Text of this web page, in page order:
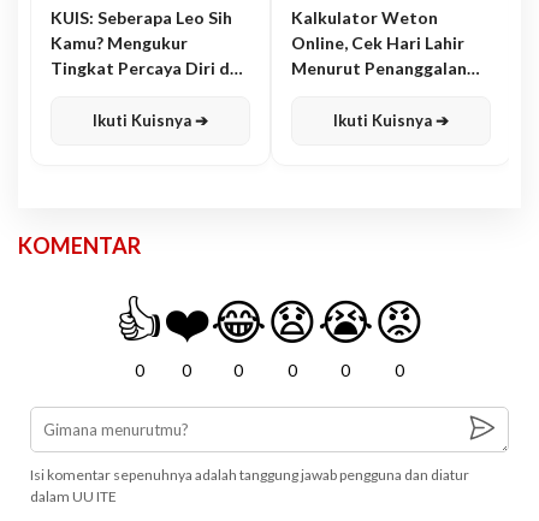
KUIS: Seberapa Leo Sih
Kamu? Mengukur
Tingkat Percaya Diri dan
Ikuti Kuisnya ➔
Kalkulator Weton
Online, Cek Hari Lahir
Menurut Penanggalan
Ikuti Kuisnya ➔
KOMENTAR
👍
0
❤️
0
😂
0
😧
0
😭
0
😡
0
Isi komentar sepenuhnya adalah tanggung jawab pengguna dan diatur
dalam UU ITE